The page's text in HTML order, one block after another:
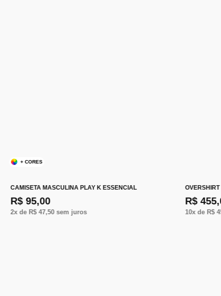
+ CORES
CAMISETA MASCULINA PLAY K ESSENCIAL
R$ 95,00
2x de R$ 47,50sem juros
R$
10x de R$